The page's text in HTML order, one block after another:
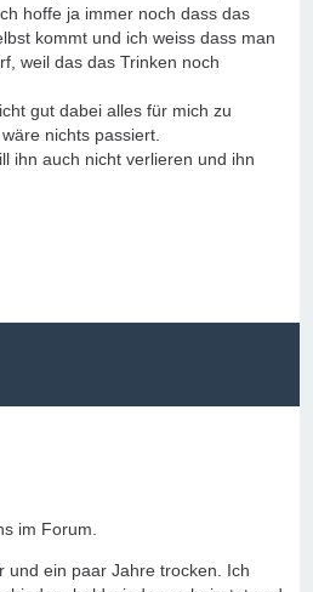
hoffe ja immer noch dass das
kommt und ich weiss dass man
weil das das Trinken noch
gut dabei alles für mich zu
nichts passiert.
ihn auch nicht verlieren und ihn
im Forum.
und ein paar Jahre trocken. Ich